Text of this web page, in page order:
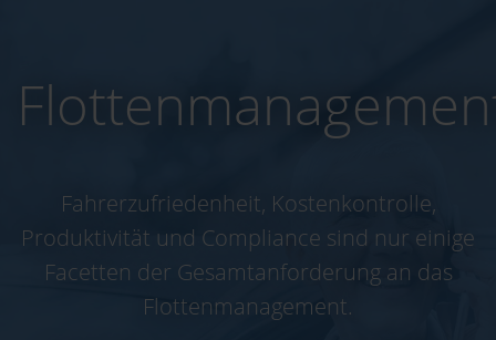
Fahrerzufriedenheit, Kostenkontrolle,
Produktivität und Compliance sind nur einige
Facetten der Gesamtanforderung an das
Flottenmanagement.